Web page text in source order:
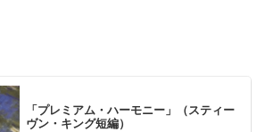
「プレミアム・ハーモニー」（スティー
ヴン・キング短編）